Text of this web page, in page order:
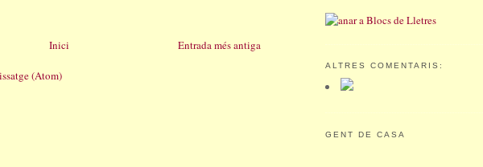
Entrada més antiga
Inici
(Atom)
ALTRES COMENTARIS:
GENT DE CASA